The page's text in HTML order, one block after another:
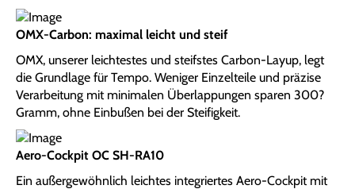
OMX-Carbon: maximal leicht und steif
OMX, unserer leichtestes und steifstes Carbon-Layup, legt
die Grundlage für Tempo. Weniger Einzelteile und präzise
Verarbeitung mit minimalen Überlappungen sparen 300?
Gramm, ohne Einbußen bei der Steifigkeit.
Aero-Cockpit OC SH-RA10
Ein außergewöhnlich leichtes integriertes Aero-Cockpit mit